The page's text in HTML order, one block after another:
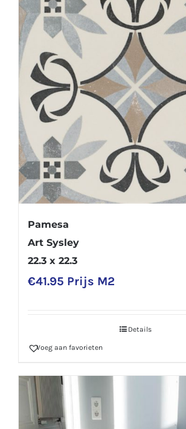
Pamesa
Art Sysley
22.3 x 22.3
€41.95 Prijs M2
Details
Voeg aan favorieten